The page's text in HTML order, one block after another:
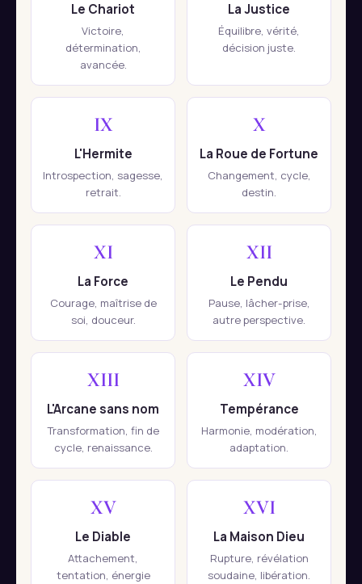
Le Chariot
Victoire,
détermination,
avancée.
La Justice
Équilibre, vérité,
décision juste.
IX
L'Hermite
Introspection, sagesse,
retrait.
X
La Roue de Fortune
Changement, cycle,
destin.
XI
La Force
Courage, maîtrise de
soi, douceur.
XII
Le Pendu
Pause, lâcher-prise,
autre perspective.
XIII
L'Arcane sans nom
Transformation, fin de
cycle, renaissance.
XIV
Tempérance
Harmonie, modération,
adaptation.
XV
Le Diable
Attachement,
tentation, énergie
XVI
La Maison Dieu
Rupture, révélation
soudaine, libération.